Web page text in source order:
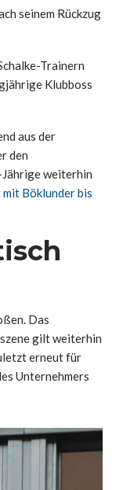
seinem Rückzug
Trainern
Klubboss
aus der
den
weiterhin
Böklunder bis
Das
gilt weiterhin
erneut für
Unternehmers